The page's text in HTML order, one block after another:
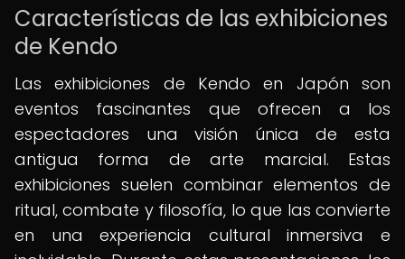
Características de las exhibiciones
de Kendo
Las exhibiciones de Kendo en Japón son
eventos fascinantes que ofrecen a los
espectadores una visión única de esta
antigua forma de arte marcial. Estas
exhibiciones suelen combinar elementos de
ritual, combate y filosofía, lo que las convierte
en una experiencia cultural inmersiva e